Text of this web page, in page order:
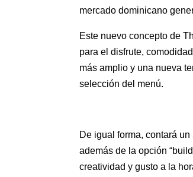
mercado dominicano
Este nuevo concepto de
para el disfrute,
más amplio y una nueva
selección del menú.
De igual forma, contará
además de la opción
creatividad y gusto a la